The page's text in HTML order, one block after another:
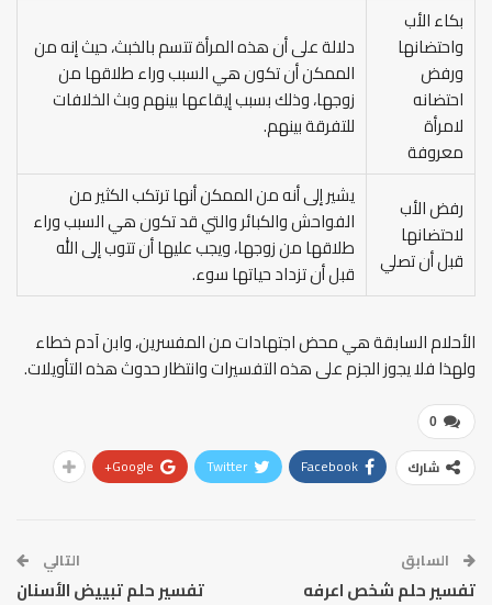
بكاء الأب
واحتضانها
ورفض
احتضانه
لامرأة
معروفة
دلالة على أن هذه المرأة تتسم بالخبث، حيث إنه من
الممكن أن تكون هي السبب وراء طلاقها من
زوجها، وذلك بسبب إيقاعها بينهم وبث الخلافات
للتفرقة بينهم.
رفض الأب
لاحتضانها
قبل أن تصلي
يشير إلى أنه من الممكن أنها ترتكب الكثير من
الفواحش والكبائر والتي قد تكون هي السبب وراء
طلاقها من زوجها، ويجب عليها أن تتوب إلى الله
قبل أن تزداد حياتها سوء.
الأحلام السابقة هي محض اجتهادات من المفسرين، وابن آدم خطاء
ولهذا فلا يجوز الجزم على هذه التفسيرات وانتظار حدوث هذه التأويلات.
0
شارك Facebook
Twitter
Google+
السابق
تفسير حلم شخص اعرفه
التالي
تفسير حلم تبييض الأسنان